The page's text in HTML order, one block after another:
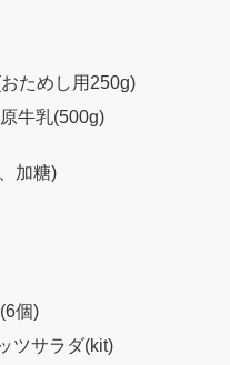
ためし用250g)
牛乳(500g)
加糖)
個)
ツサラダ(kit)